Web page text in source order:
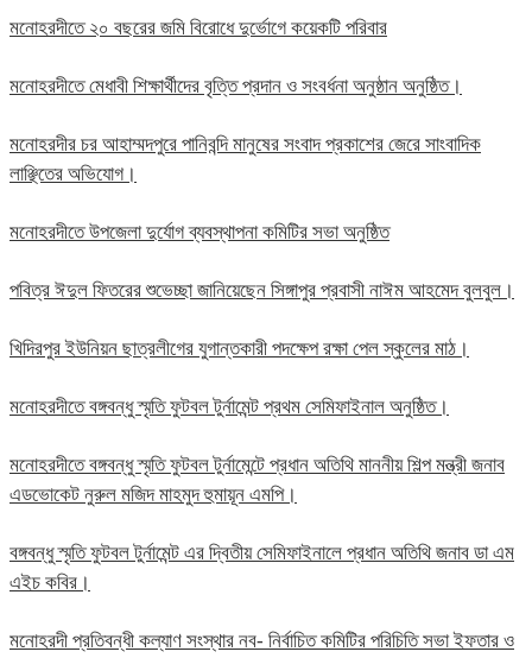
মনোহরদীতে ২০ বছরের জমি বিরোধে দুর্ভোগে কয়েকটি পরিবার
মনোহরদীতে মেধাবী শিক্ষার্থীদের বৃত্তি প্রদান ও সংবর্ধনা অনুষ্ঠান অনুষ্ঠিত।
মনোহরদীর চর আহাম্মদপুরে পানিবন্দি মানুষের সংবাদ প্রকাশের জেরে সাংবাদিক
লাঞ্ছিতের অভিযোগ।
মনোহরদীতে উপজেলা দুর্যোগ ব্যবস্থাপনা কমিটির সভা অনুষ্ঠিত
পবিত্র ঈদুল ফিতরের শুভেচ্ছা জানিয়েছেন সিঙ্গাপুর প্রবাসী নাঈম আহমেদ বুলবুল।
খিদিরপুর ইউনিয়ন ছাত্রলীগের যুগান্তকারী পদক্ষেপ রক্ষা পেল স্কুলের মাঠ।
মনোহরদীতে বঙ্গবন্ধু স্মৃতি ফুটবল টুর্নামেন্ট প্রথম সেমিফাইনাল অনুষ্ঠিত।
মনোহরদীতে বঙ্গবন্ধু স্মৃতি ফুটবল টুর্নামেন্টে প্রধান অতিথি মাননীয় শিল্প মন্ত্রী জনাব
এডভোকেট নুরুল মজিদ মাহমুদ হুমায়ূন এমপি।
বঙ্গবন্ধু স্মৃতি ফুটবল টুর্নামেন্ট এর দ্বিতীয় সেমিফাইনালে প্রধান অতিথি জনাব ডা এম
এইচ কবির।
মনোহরদী প্রতিবন্ধী কল্যাণ সংস্থার নব- নির্বাচিত কমিটির পরিচিতি সভা ইফতার ও